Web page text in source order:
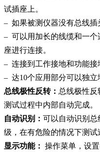
试插座上。
– 如果被测仪器没有总线插
– 可以用加长的线缆和一
座进行连接。
– 连接到工作接地和功能接
– 达10个应用部分可以独
总线极性反转： 总线极性反
测试过程中内部自动完成。
自动识别： 可以自动识别
级，在有危险的情况下测试
显示功能： 操作菜单，设